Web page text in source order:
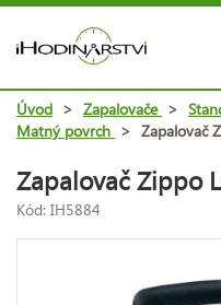
Úvod > Zapalovače >
Matný povrch > Zapalovač
Zapalovač Zippo
Kód: IH5884